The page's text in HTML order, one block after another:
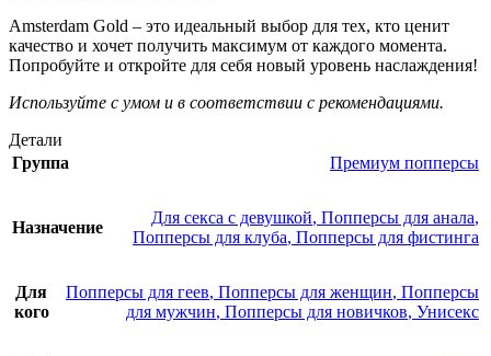
Amsterdam Gold – это идеальный выбор для тех, кто ценит
качество и хочет получить максимум от каждого момента.
Попробуйте и откройте для себя новый уровень наслаждения!
Используйте с умом и в соответствии с рекомендациями.
Детали
Группа
Премиум попперсы
Назначение
Для секса с девушкой, Попперсы для анала,
Попперсы для клуба, Попперсы для фистинга
Для
кого
Попперсы для геев, Попперсы для женщин, Попперсы
для мужчин, Попперсы для новичков, Унисекс